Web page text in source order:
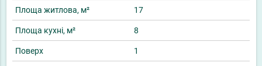
Площа житлова, м² 17
Площа кухні, м² 8
Поверх 1